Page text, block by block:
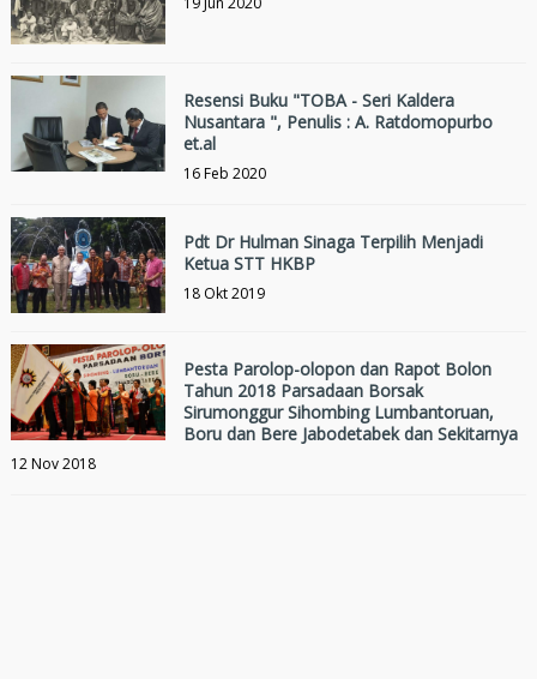
Resensi Buku "TOBA - Seri Kaldera
Nusantara ", Penulis : A. Ratdomopurbo
et.al
16 Feb 2020
Pdt Dr Hulman Sinaga Terpilih Menjadi
Ketua STT HKBP
18 Okt 2019
Pesta Parolop-olopon dan Rapot Bolon
Tahun 2018 Parsadaan Borsak
Sirumonggur Sihombing Lumbantoruan,
Boru dan Bere Jabodetabek dan Sekitarnya
12 Nov 2018